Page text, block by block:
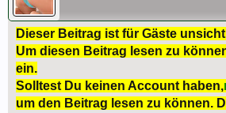
Dieser Beitrag ist für Gäste
Um diesen Beitrag lesen zu
ein.
Solltest Du keinen Account haben,
um den Beitrag lesen zu können.